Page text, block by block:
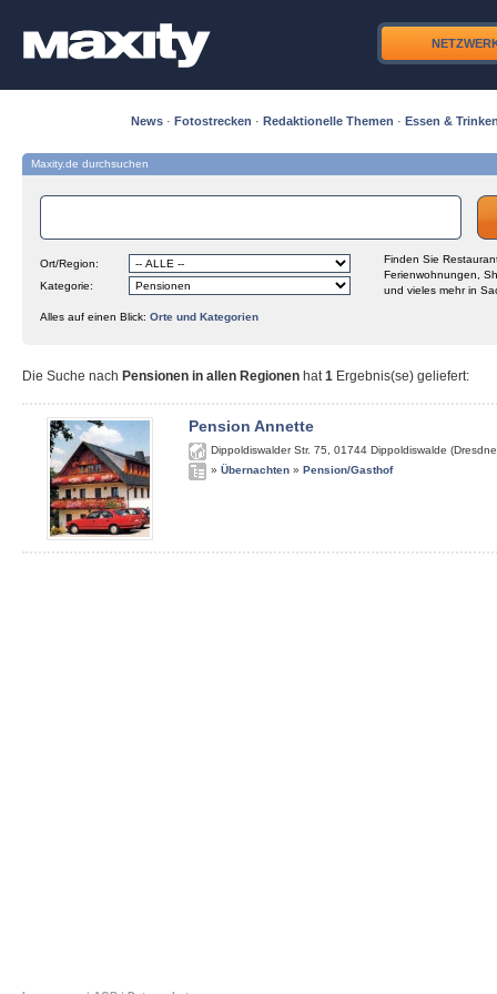
News · Fotostrecken · Redaktionelle Themen · Essen &
Maxity.de durchsuchen
Ort/Region:
Kategorie:
Finden Sie
Ferienwohnungen,
und vieles mehr in
Alles auf einen Blick: Orte und Kategorien
Die Suche nach Pensionen in allen Regionen hat1 Ergebnis(se) geliefert:
Pension Annette
Dippoldiswalder Str. 75 01744 Dippoldiswalde
» Übernachten » Pension/Gasthof